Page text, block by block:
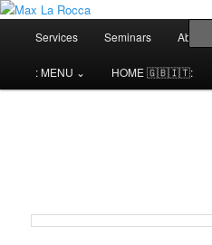
Max La Rocca
Bar & Hospitality Training | Cocktail
Services Seminars About
: MENU ⌄ HOME 🇬🇧🇮🇹: